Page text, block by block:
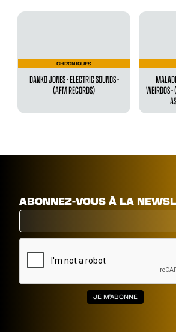
CHRONIQUES
DANKO JONES - ELECTRIC SOUNDS -
(AFM RECORDS) WEIRDOS
ABONNEZ-VOUS À LA